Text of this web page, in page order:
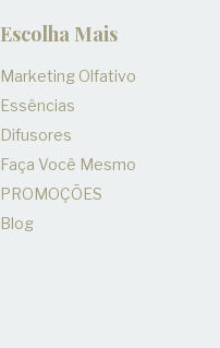
Escolha Mais
Marketing Olfativo
Essências
Difusores
Faça Você Mesmo
PROMOÇÕES
Blog